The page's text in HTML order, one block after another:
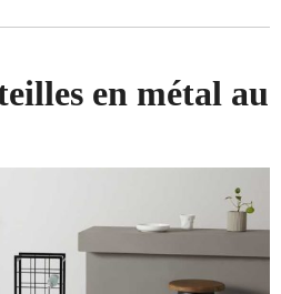
en métal au